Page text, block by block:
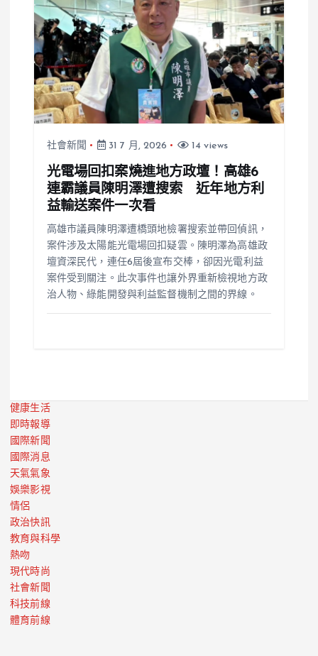
社會新聞 31 7 月, 2026 14 views
光電場回扣案燒進地方政壇！高雄6
連霸議員陳明澤遭搜索 近年地方利
益輸送案件一次看
高雄市議員陳明澤遭橋頭地檢署搜索並帶回偵訊，
案件涉及太陽能光電場回扣疑雲。陳明澤為高雄政
壇資深民代，連任6屆後宣布交棒，卻因光電利益
案件受到關注。此次事件也讓外界重新檢視地方政
治人物、綠能開發與利益監督機制之間的界線。
健康生活
即時報導
國際新聞
國際消息
天氣氣象
娛樂影視
情侶
政治快訊
教育與科學
熱吻
現代時尚
社會新聞
科技前線
體育前線